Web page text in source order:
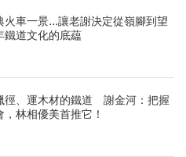
火車一景...讓老謝決定從嶺腳到望
鐵道文化的底藴
徑、運木材的鐵道 謝金河：把握
林相優美首推它！